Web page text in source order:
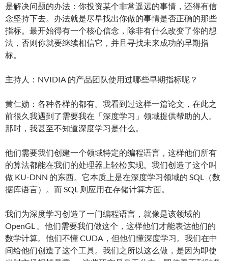
是解决问题的办法：你投资某个非常遥远的事情，还得有信
念坚持下去。办法就是尽早找出你做的事情是否正确的那些
指标。最开始得有一个核心信念，除非有什么改变了你的想
法，否则你就要继续相信它，并且寻找未来成功的早期指
标。
主持人：NVIDIA 的产品团队使用过哪些早期指标呢？
黄仁勋：各种各样的都有。我看到过这样一篇论文，在此之
前很久我遇到了需要我在「深度学习」领域提供帮助的人。
那时，我甚至不知道深度学习是什么。
他们需要我们创建一个领域特定的编程语言，这样他们所有
的算法都能在我们的处理器上轻松实现。我们创造了这个叫
做 KU-DNN 的东西。它本质上是在深度学习领域的 SQL（数
据库语言）。而 SQL 则应用在存储计算方面。
我们为深度学习创造了一门编程语言，就像是该领域的
OpenGL 。他们需要我们做这个，这样他们才能表达他们的
数学计算。他们不懂 CUDA，但他们懂深度学习。我们在中
间给他们创造了这个工具。我们之所以这么做，是因为即使